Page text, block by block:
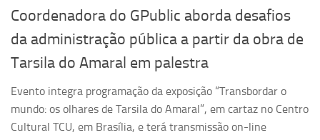
Pint of Science
União Pró-Vacina
USP Analisa
Clipping
Documentos
Coordenadora do GPublic aborda desafios
da administração pública a partir da obra de
Tarsila do Amaral em palestra
Evento integra programação da exposição “Transbordar o
mundo: os olhares de Tarsila do Amaral”, em cartaz no Centro
Cultural TCU, em Brasília, e terá transmissão on-line